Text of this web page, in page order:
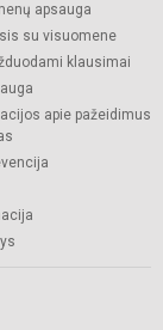
apsauga
su visuomene
klausimai
apie pažeidimus